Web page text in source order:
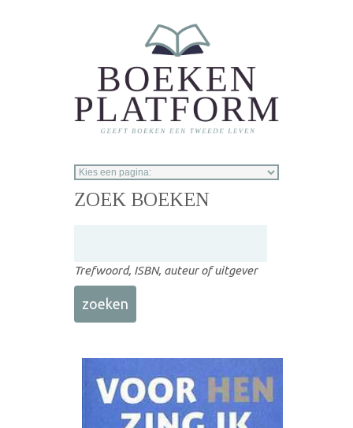
ZOEK BOEKEN
Trefwoord, ISBN, auteur of uitgever